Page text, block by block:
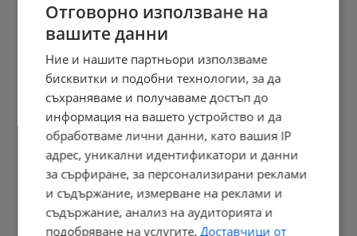
център
09:53 | 6.8.2026 г.
Кулинарен фестивал събира майстори на обредни хлябове в...
09:46 | 6.8.2026 г.
Полицията спаси изоставено на пътя момче
09:36 | 6.8.2026 г.
Отговорно използване на
вашите данни
Ние и нашите партньори използваме
бисквитки и подобни технологии, за да
съхраняваме и получаваме достъп до
информация на вашето устройство и да
обработваме лични данни, като вашия IP
адрес, уникални идентификатори и данни
за сърфиране, за персонализирани реклами
и съдържание, измерване на реклами и
съдържание, анализ на аудиторията и
подобряване на услугите.Доставчици от